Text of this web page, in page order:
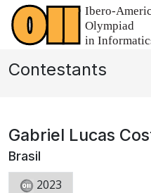
Contestants
Gabriel Lucas
Brasil
2023